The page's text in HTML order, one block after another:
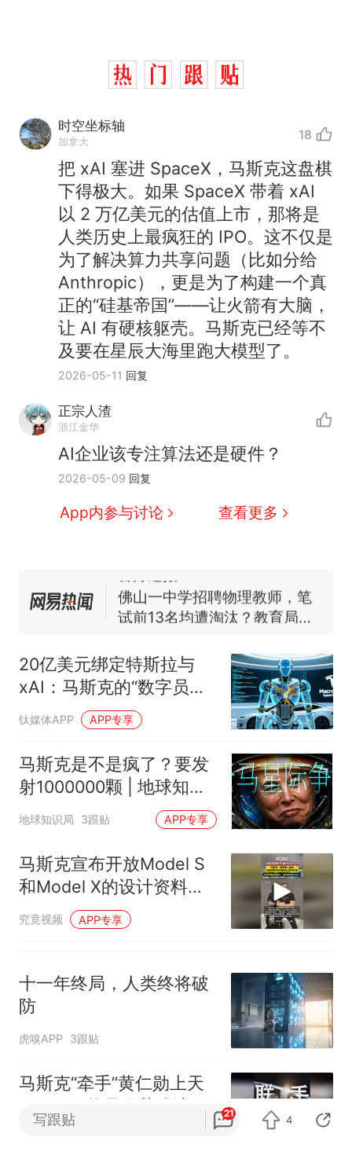
时空坐标轴
加拿大 18
把 xAI 塞进 SpaceX，马斯克这盘棋
下得极大。如果 SpaceX 带着 xAI
以 2 万亿美元的估值上市，那将是
人类历史上最疯狂的 IPO。这不仅是
为了解决算力共享问题（比如分给
Anthropic），更是为了构建一个真
正的“硅基帝国”——让火箭有大脑，
让 AI 有硬核躯壳。马斯克已经等不
及要在星辰大海里跑大模型了。
2026-05-11 回复
正宗人渣
浙江金华
AI企业该专注算法还是硬件？
2026-05-09 回复
App内参与讨论 查看更多
热
那个在床头放菜刀的女孩，
因老师一句“跟我回家”改写了
人生
新 费大厨“全国小炒肉大王”称
佛山一中学招聘物理教师，笔
试前13名均遭淘汰？教育局：
核查
力已达15级 最新研判
享界G9车型预售价公布：
43.98万起
热 那个在床头放菜刀的女孩，
人生
20亿美元绑定特斯拉与
xAI：马斯克的“数字员
工”，到底算的是什么账？
钛媒体APP APP专享
马斯克是不是疯了？要发
射1000000颗 | 地球知识
局
地球知识局 3跟贴 APP专享
马斯克宣布开放Model S
和Model X的设计资料与
软件
究竟视频 APP专享
十一年终局，人类终将破
防
虎嗅APP 3跟贴
马斯克“牵手”黄仁勋上天
“SpaceX将只用英伟达芯
片”
写跟贴 21
4